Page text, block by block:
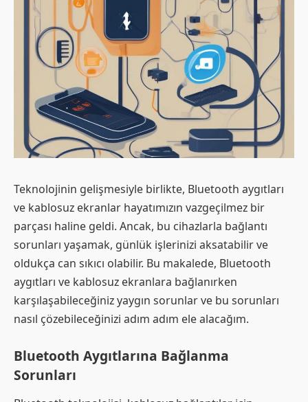
Teknolojinin gelişmesiyle birlikte, Bluetooth aygıtları
ve kablosuz ekranlar hayatımızın vazgeçilmez bir
parçası haline geldi. Ancak, bu cihazlarla bağlantı
sorunları yaşamak, günlük işlerinizi aksatabilir ve
oldukça can sıkıcı olabilir. Bu makalede, Bluetooth
aygıtları ve kablosuz ekranlara bağlanırken
karşılaşabileceğiniz yaygın sorunlar ve bu sorunları
nasıl çözebileceğinizi adım adım ele alacağım.
Bluetooth Aygıtlarına Bağlanma
Sorunları